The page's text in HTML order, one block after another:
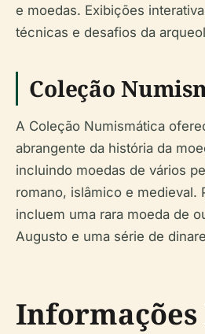
e moedas. Exibições
técnicas e desafios da
Coleção
A Coleção Numismática
abrangente da história da
incluindo moedas de vários
romano, islâmico e medieval.
incluem uma rara moeda de
Augusto e uma série de